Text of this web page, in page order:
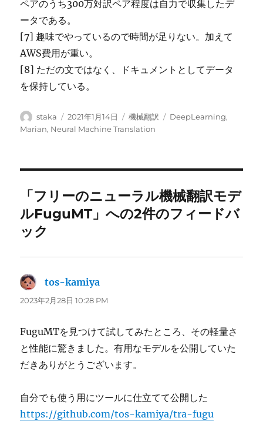
ペアのうち300万対訳ペア程度は自力で収集したデ
ータである。
[7] 趣味でやっているので時間が足りない。加えて
AWS費用が重い。
[8] ただの文ではなく、ドキュメントとしてデータ
を保持している。
投
稿
staka
投
稿
2021年1月14日
カ
テ
機械翻訳
タ
DeepLearning,
Marian, Neural Machine Translation
「フリーのニューラル機械翻訳モデ
ルFuguMT」への2件のフィードバ
ック
tos-kamiya
り:
2023年2月28日 10:28 PM
FuguMTを見つけて試してみたところ、その軽量さ
と性能に驚きました。有用なモデルを公開していた
だきありがとうございます。
自分でも使う用にツールに仕立てて公開した
https://github.com/tos-kamiya/tra-fugu